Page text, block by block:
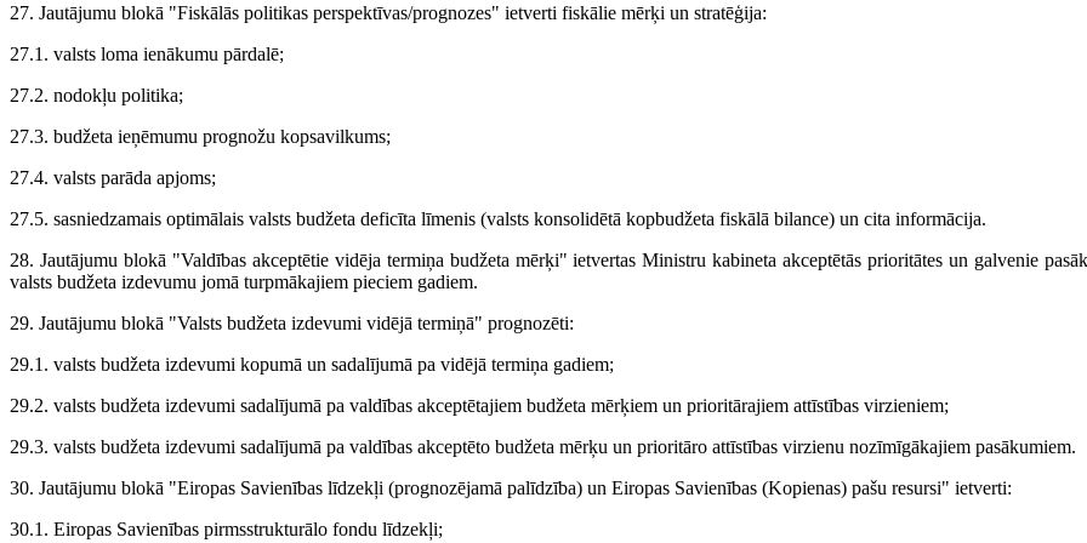
27. Jautājumu blokā "Fiskālās politikas perspektīvas/prognozes" ietverti fiskālie mērķi un stratēģija:
27.1. valsts loma ienākumu pārdalē;
27.2. nodokļu politika;
27.3. budžeta ieņēmumu prognožu kopsavilkums;
27.4. valsts parāda apjoms;
27.5. sasniedzamais optimālais valsts budžeta deficīta līmenis (valsts konsolidētā kopbudžeta fiskālā bilance) un cita informācija.
28. Jautājumu blokā "Valdības akceptētie vidēja termiņa budžeta mērķi" ietvertas Ministru kabineta akceptētās prioritātes un galvenie
valsts budžeta izdevumu jomā turpmākajiem pieciem gadiem.
29. Jautājumu blokā "Valsts budžeta izdevumi vidējā termiņā" prognozēti:
29.1. valsts budžeta izdevumi kopumā un sadalījumā pa vidējā termiņa gadiem;
29.2. valsts budžeta izdevumi sadalījumā pa valdības akceptētajiem budžeta mērķiem un prioritārajiem attīstības virzieniem;
29.3. valsts budžeta izdevumi sadalījumā pa valdības akceptēto budžeta mērķu un prioritāro attīstības virzienu nozīmīgākajiem pasākumiem.
30. Jautājumu blokā "Eiropas Savienības līdzekļi (prognozējamā palīdzība) un Eiropas Savienības (Kopienas) pašu resursi" ietverti:
30.1. Eiropas Savienības pirmsstrukturālo fondu līdzekļi;